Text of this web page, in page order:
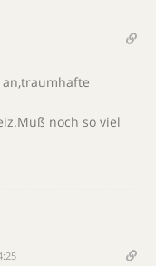
an,traumhafte
noch so viel